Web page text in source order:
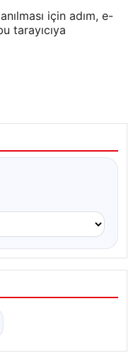
için adım, e-
tarayıcıya